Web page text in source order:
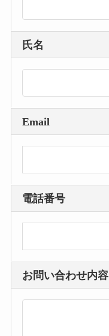
氏名
Email
電話番号
お問い合わせ内容